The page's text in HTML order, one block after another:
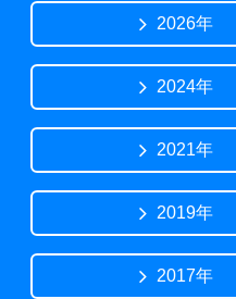
2026年
2024年
2021年
2019年
2017年